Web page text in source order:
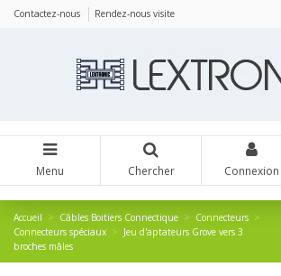
Contactez-nous Rendez-nous visite
Menu Chercher Connexion
Accueil Câbles Boitiers Connectique
Connecteurs
Connecteurs spéciaux
Jeu d'aptateurs Grove vers 3
broches mâles
Panneau de gestion des cookies